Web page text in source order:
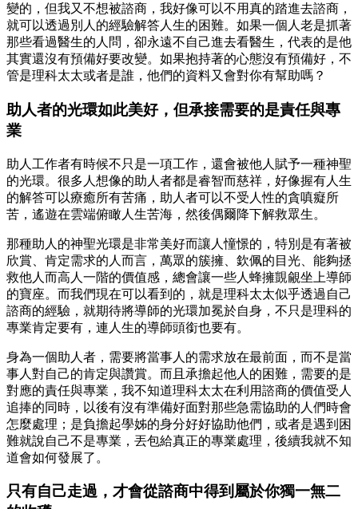
變的，但我又不想被諮商，我好像可以不用真的踏進去諮商，
就可以透過別人的經驗解答人生的困難。如果一個人老是抓著
那些看過醫生的人問，卻永遠不自己進去看醫生，代表的是他
其實還沒有預備好要改變。如果抱持著的心態沒有預備好，不
管是理科太太或者是誰，他們的資料又會對你有幫助嗎？
助人者的光環如此美好，但承接需要的是責任與專
業
助人工作者有時候不只是一項工作，還會被他人賦予一種神聖
的光環。很多人想像的助人者都是睿智而慈祥，好像握有人生
的解答可以療癒所有苦痛，助人者可以不受人性的貪嗔癡所
苦，遙遊在雲端俯瞰人生苦海，然後偶爾降下解救眾生。
那種助人的神聖光環是非常美好而讓人憧憬的，特別是有著被
欣賞、肯定需求的人而言，萬眾的簇擁、欽佩的目光、能夠拯
救他人而高人一階的價值感，總會讓一些人蜂擁覬覦坐上導師
的寶座。而我們現在可以看到的，就是理科太太似乎透過自己
諮商的經驗，就期待將導師的光環加冕於自身，不只是理科的
專業肯定要有，連人生的導師頭銜也要有。
身為一個助人者，需要將當事人的需求放在最前面，而不是當
事人對自己的肯定與讚賞。而且承擔起他人的困難，需要的是
對應的責任與專業，我不知道理科太太在利用諮商的價值受人
追捧的同時，以後有沒有準備好面對那些急需協助的人們時會
怎麼處理；是負擔起學姊的身分好好協助他們，或者是遇到困
難就說自己不是專業，丟包給真正的專業處理，後續我就不知
道會如何發展了。
只有自己走過，才會從諮商中得到屬於你獨一無二